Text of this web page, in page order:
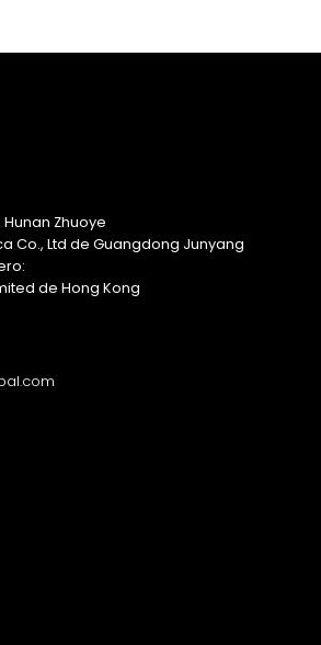
Zhuoye
Co., Ltd de Guangdong Junyang
de Hong Kong